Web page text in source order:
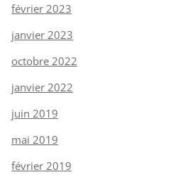
février 2023
janvier 2023
octobre 2022
janvier 2022
juin 2019
mai 2019
février 2019